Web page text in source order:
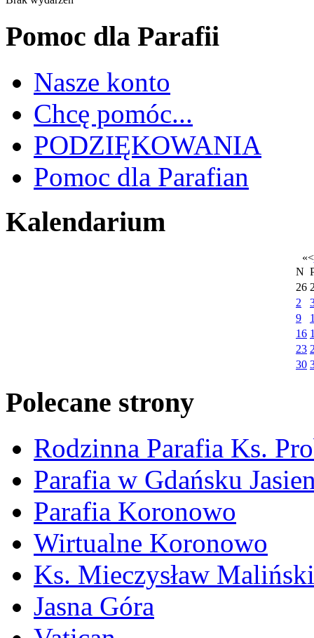
Pomoc dla Parafii
Nasze konto
Chcę pomóc...
PODZIĘKOWANIA
Pomoc dla Parafian
Kalendarium
«<
N
26
2
9
16
23
30
Polecane strony
Rodzinna Parafia Ks.
Parafia w Gdańsku
Parafia Koronowo
Wirtualne Koronowo
Ks. Mieczysław Maliński
Jasna Góra